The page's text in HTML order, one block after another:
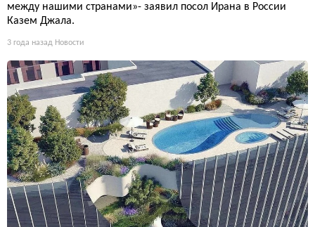
между нашими странами»- заявил посол Ирана в России
Казем Джала.
3 года назад Новости